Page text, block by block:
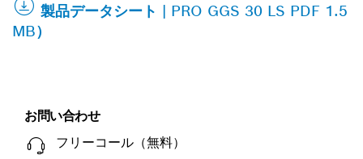
製品データシート | PRO GGS 30 LS PDF 1.5
MB）
お問い合わせ
フリーコール（無料）